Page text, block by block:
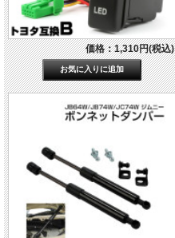
価格：1,310円(税込)